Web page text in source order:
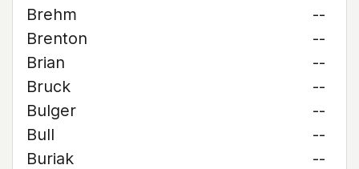
Brehm
--
Brenton
--
Brian
--
Bruck
--
Bulger
--
Bull
--
Buriak
--